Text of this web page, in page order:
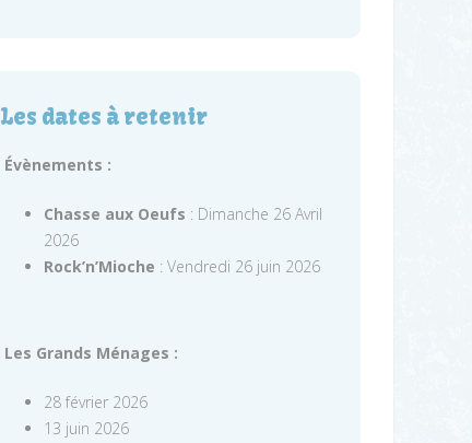
Les dates à retenir
Évènements :
Chasse aux Oeufs : Dimanche 26 Avril
2026
Rock’n’Mioche : Vendredi 26 juin 2026
Les Grands Ménages :
28 février 2026
13 juin 2026